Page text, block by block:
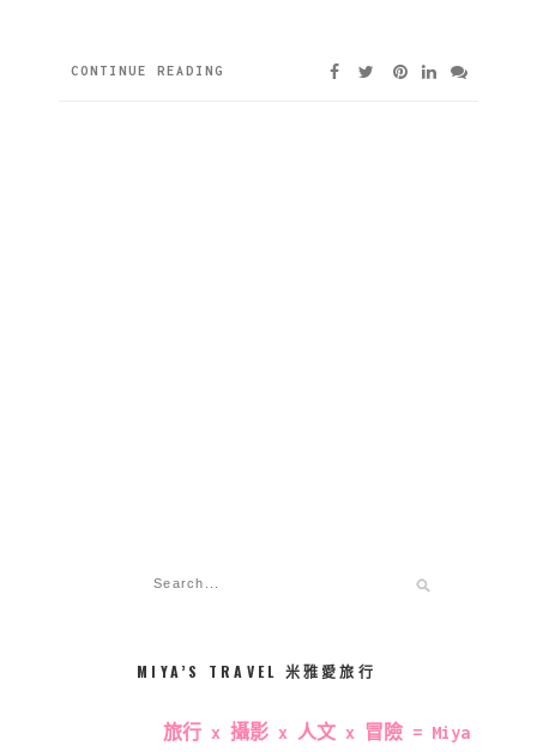
CONTINUE READING
MIYA’S TRAVEL 米雅愛旅行
旅行 x 攝影 x 人文 x 冒險 = Miya